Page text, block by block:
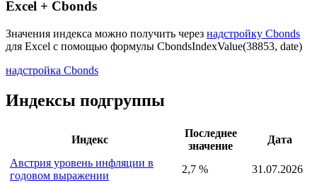
Excel + Cbonds
Значения индекса можно получить через надстройку Cbonds
для Excel с помощью формулы CbondsIndexValue(38853, date)
надстройка Cbonds
Индексы подгруппы
Индекс
Последнее
значение
Дата
Австрия уровень инфляции в
годовом выражении
2,7 %
31.07.2026